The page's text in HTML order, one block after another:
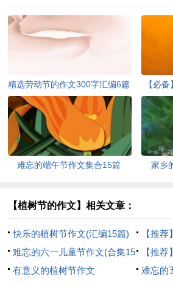
精选劳动节的作文300字汇编6篇 【必
难忘的端午节作文集合15篇 家乡
【植树节的作文】相关文章：
快乐的植树节作文(汇编15篇)
【推
难忘的六一儿童节作文(合集15
篇)
【推
汇总9篇
有意义的植树节作文
难忘的